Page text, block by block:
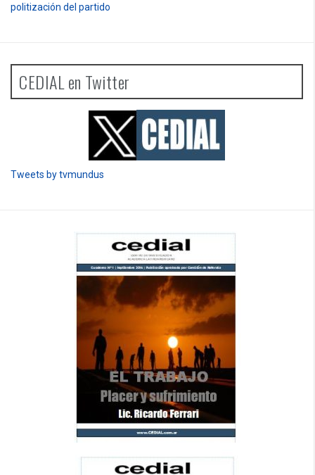
politización del partido
CEDIAL en Twitter
Tweets by tvmundus